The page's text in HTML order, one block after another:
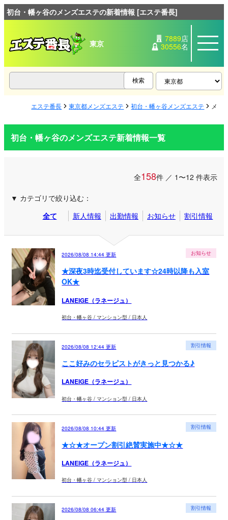
初台・幡ヶ谷のメンズエステの新着情報 [エステ番長]
東京 7889店
30556名
エステ番長 東京都メンズエステ 初台・幡ヶ谷メンズエステ メン
初台・幡ヶ谷のメンズエステ新着情報一覧
全158件 ／ 1〜12 件表示
カテゴリで絞り込む：
全て
新人情報 出勤情報 お知らせ 割引情報
お知らせ
2026/08/08 14:44 更新
★深夜3時迄受付しています☆24時以降も入室
OK★
LANEIGE（ラネージュ）
初台・幡ヶ谷 / マンション型 / 日本人
割引情報
2026/08/08 12:44 更新
ここ好みのセラピストがきっと見つかる♪
LANEIGE（ラネージュ）
初台・幡ヶ谷 / マンション型 / 日本人
割引情報
2026/08/08 10:44 更新
★☆★オープン割引絶賛実施中★☆★
LANEIGE（ラネージュ）
初台・幡ヶ谷 / マンション型 / 日本人
割引情報
2026/08/08 06:44 更新